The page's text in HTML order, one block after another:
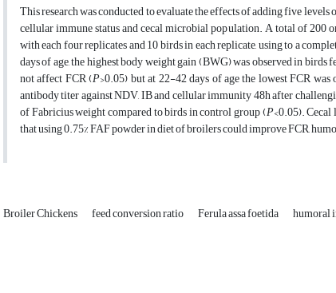
This research was conducted to evaluate the effects of adding five levels
cellular immune status and cecal microbial population. A total of 200
with each four replicates and 10 birds in each replicate, using to a
days of age, the highest body weight gain (BWG) was observed in birds
not affect FCR (P>0.05) but at 22-42 days of age the lowest FCR
antibody titer against NDV, IB and cellular immunity 48h after
of Fabricius weight compared to birds in control group (P<0.05).
that using 0.75% FAF powder in diet of broilers could improve FCR,
Broiler Chickens feed conversion ratio Ferula assa foetida humoral